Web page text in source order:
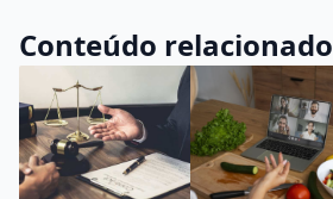
Conteúdo relacionado